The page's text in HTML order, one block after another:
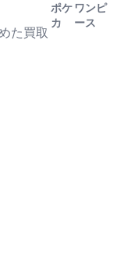
た買取
ポケ
カ
ワンピ
ース